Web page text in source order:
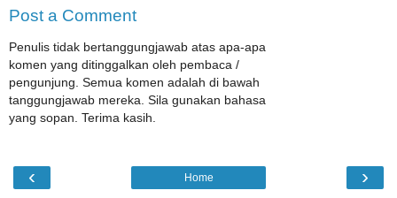
Post a Comment
Penulis tidak bertanggungjawab atas apa-apa
komen yang ditinggalkan oleh pembaca /
pengunjung. Semua komen adalah di bawah
tanggungjawab mereka. Sila gunakan bahasa
yang sopan. Terima kasih.
‹ ›
Home